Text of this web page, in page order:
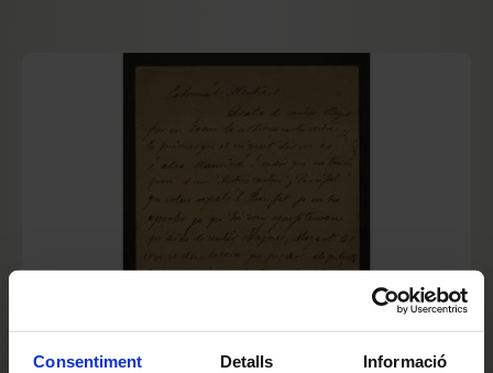
Consentiment Detalls Informació
VEURE GALERIA